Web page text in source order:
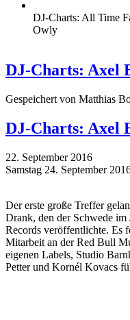
DJ-Charts: All Time
Owly
DJ-Charts: Axel
Gespeichert von Matthias
DJ-Charts: Axel
22. September 2016
Samstag 24. September
Der erste große Treffer
Drank, den der Schwede im
Records veröffentlichte. Es
Mitarbeit an der Red Bull
eigenen Labels, Studio
Petter und Kornél Kovacs